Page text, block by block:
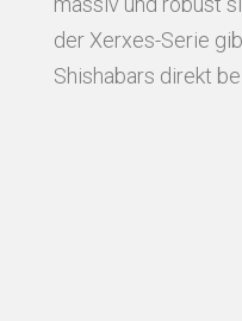
der Xerxes-Serie
Shishabars direkt